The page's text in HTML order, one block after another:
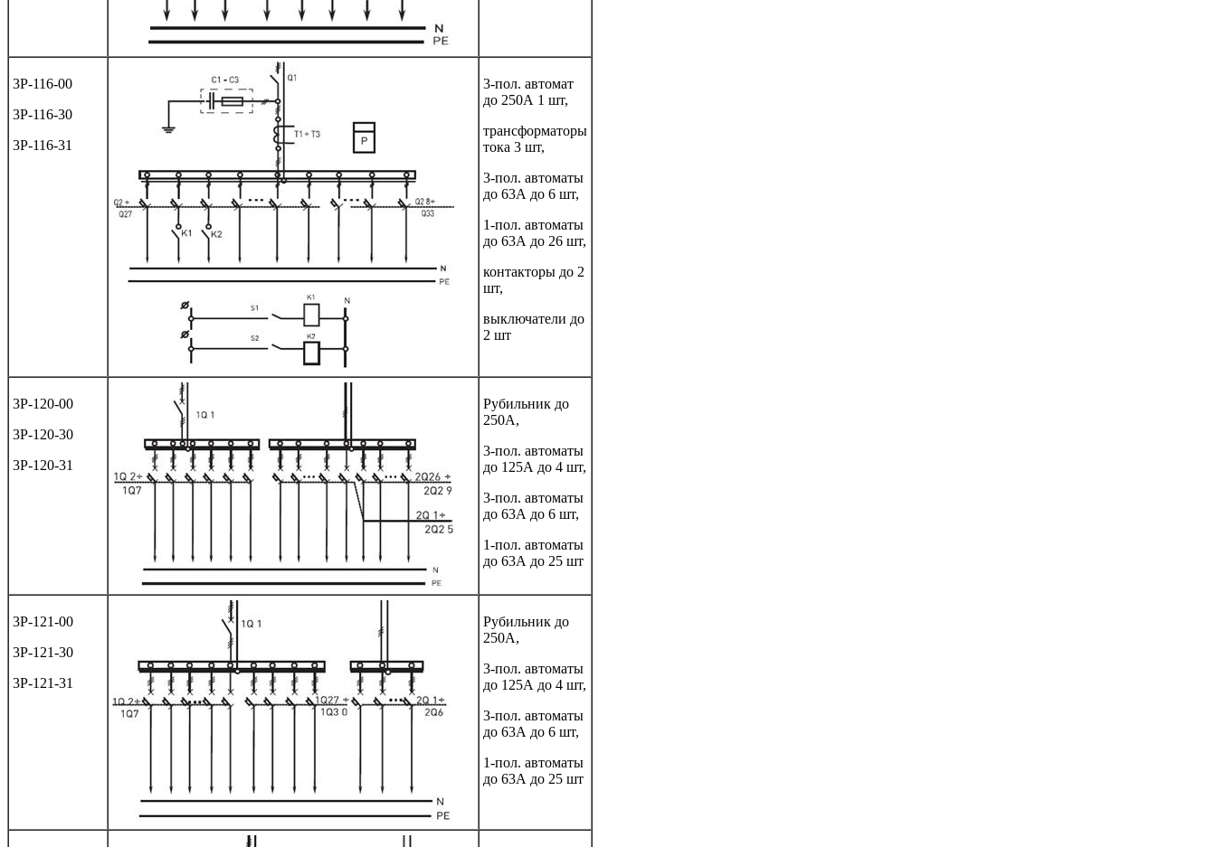
3Р-116-00
3Р-116-30
3Р-116-31
3-пол. автомат
до 250А 1 шт,
трансформаторы
тока 3 шт,
3-пол. автоматы
до 63А до 6 шт,
1-пол. автоматы
до 63А до 26 шт,
контакторы до 2
шт,
выключатели до
2 шт
3Р-120-00
3Р-120-30
3Р-120-31
Рубильник до
250А,
3-пол. автоматы
до 125А до 4 шт,
3-пол. автоматы
до 63А до 6 шт,
1-пол. автоматы
до 63А до 25 шт
3Р-121-00
3Р-121-30
3Р-121-31
Рубильник до
250А,
3-пол. автоматы
до 125А до 4 шт,
3-пол. автоматы
до 63А до 6 шт,
1-пол. автоматы
до 63А до 25 шт